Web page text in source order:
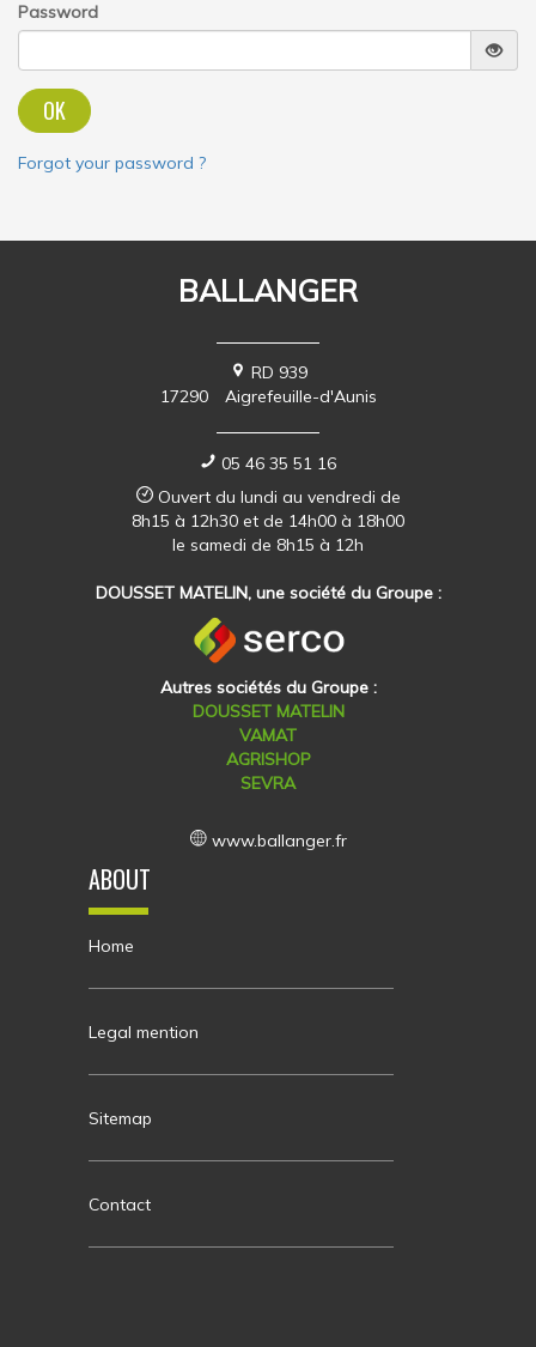
Password
OK
Forgot your password ?
BALLANGER
RD 939
17290
Aigrefeuille-d'Aunis
05 46 35 51 16
Ouvert du lundi au vendredi de
8h15 à 12h30 et de 14h00 à 18h00
le samedi de 8h15 à 12h
DOUSSET MATELIN, une société du Groupe :
Autres sociétés du Groupe :
DOUSSET MATELIN
VAMAT
AGRISHOP
SEVRA
www.ballanger.fr
ABOUT
Home
Legal mention
Sitemap
Contact